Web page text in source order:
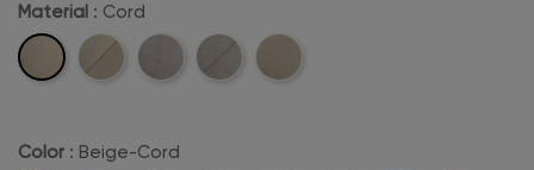
Material : Cord
Cord
Cord-
Velvet
Velvet- Boucle
Color : Beige-Cord